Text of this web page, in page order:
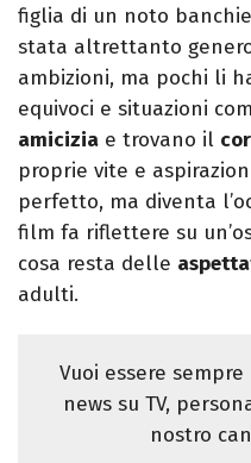
figlia di un noto
stata altrettanto
ambizioni, ma pochi li
equivoci e situazioni
amicizia e trovano il
proprie vite e
perfetto, ma diventa
film fa riflettere su
cosa resta delle
adulti.
Vuoi essere
news su TV,
nostro